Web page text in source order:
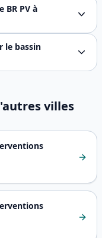
BR PV à
: **formation
le bassin
villes